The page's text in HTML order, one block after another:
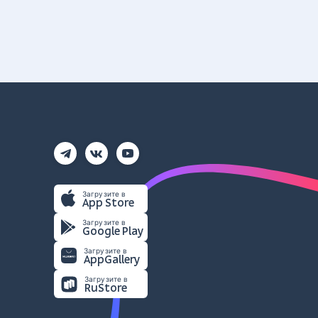
Загрузите в
App Store
Загрузите в
Google Play
Загрузите в
AppGallery
Загрузите в
RuStore